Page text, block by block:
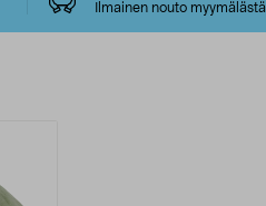
Ilmainen nouto myymälästä